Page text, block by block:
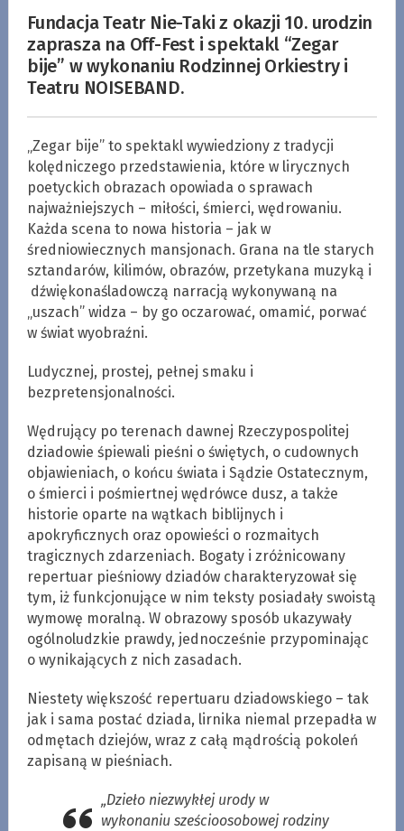
Fundacja Teatr Nie-Taki z okazji 10. urodzin
zaprasza na Off-Fest i spektakl “Zegar
bije” w wykonaniu Rodzinnej Orkiestry i
Teatru NOISEBAND.
„Zegar bije” to spektakl wywiedziony z tradycji
kolędniczego przedstawienia, które w lirycznych
poetyckich obrazach opowiada o sprawach
najważniejszych – miłości, śmierci, wędrowaniu.
Każda scena to nowa historia – jak w
średniowiecznych mansjonach. Grana na tle starych
sztandarów, kilimów, obrazów, przetykana muzyką i
dźwiękonaśladowczą narracją wykonywaną na
„uszach” widza – by go oczarować, omamić, porwać
w świat wyobraźni.
Ludycznej, prostej, pełnej smaku i
bezpretensjonalności.
Wędrujący po terenach dawnej Rzeczypospolitej
dziadowie śpiewali pieśni o świętych, o cudownych
objawieniach, o końcu świata i Sądzie Ostatecznym,
o śmierci i pośmiertnej wędrówce dusz, a także
historie oparte na wątkach biblijnych i
apokryficznych oraz opowieści o rozmaitych
tragicznych zdarzeniach. Bogaty i zróżnicowany
repertuar pieśniowy dziadów charakteryzował się
tym, iż funkcjonujące w nim teksty posiadały swoistą
wymowę moralną. W obrazowy sposób ukazywały
ogólnoludzkie prawdy, jednocześnie przypominając
o wynikających z nich zasadach.
Niestety większość repertuaru dziadowskiego – tak
jak i sama postać dziada, lirnika niemal przepadła w
odmętach dziejów, wraz z całą mądrością pokoleń
zapisaną w pieśniach.
„Dzieło niezwykłej urody w
wykonaniu sześcioosobowej rodziny